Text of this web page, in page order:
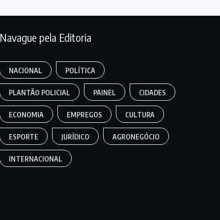
Navague pela Editoria
NACIONAL POLÍTICA
PLANTÃO POLICIAL PAINEL CIDADES
ECONOMIA EMPREGOS CULTURA
ESPORTE JURÍDICO AGRONEGÓCIO
INTERNACIONAL